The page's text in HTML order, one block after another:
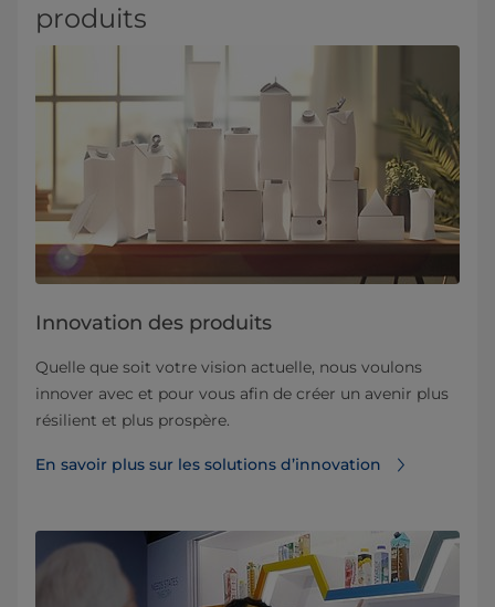
produits
Innovation des produits
Quelle que soit votre vision actuelle, nous voulons
innover avec et pour vous afin de créer un avenir plus
résilient et plus prospère.
En savoir plus sur les solutions d’innovation